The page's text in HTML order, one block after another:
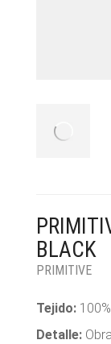
BLACK
PRIMITIVE
Tejido:
Detalle: